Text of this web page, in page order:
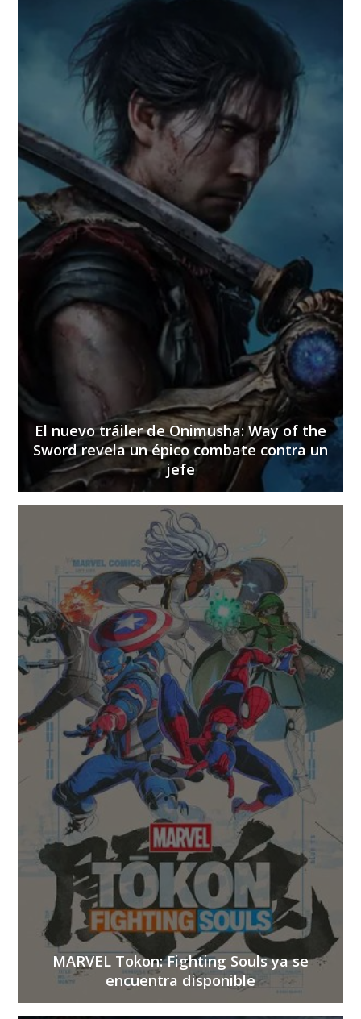
El nuevo tráiler de Onimusha: Way of the
Sword revela un épico combate contra un
jefe
MARVEL Tokon: Fighting Souls ya se
encuentra disponible